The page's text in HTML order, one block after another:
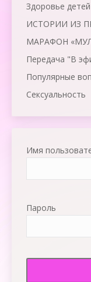
Здоровье детей
ИСТОРИИ ИЗ
МАРАФОН
Передача "В
Популярные
Сексуальность
Имя
Пароль